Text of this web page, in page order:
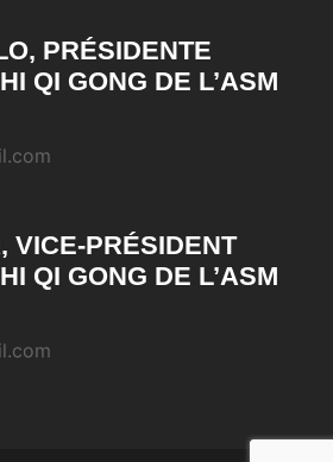
PRÉSIDENTE
QI GONG DE L’ASM
VICE-PRÉSIDENT
QI GONG DE L’ASM